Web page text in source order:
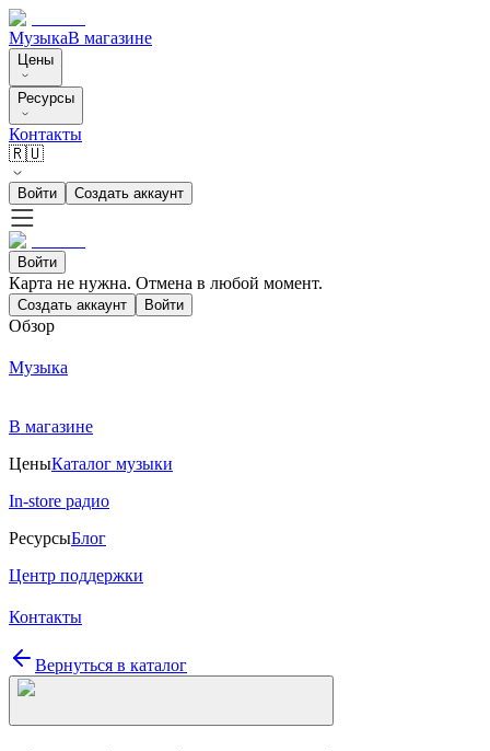
МузыкаВ магазине
Цены
Ресурсы
Контакты
🇷🇺
Войти Создать аккаунт
Войти
Карта не нужна. Отмена в любой момент.
Создать аккаунт Войти
Обзор
Музыка
В магазине
ЦеныКаталог музыки
In-store радио
РесурсыБлог
Центр поддержки
Контакты
Вернуться в каталог